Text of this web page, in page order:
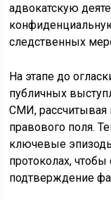
адвокатскую
следственных
На этапе до
публичных
СМИ, рассчитывая
правового поля.
ключевые
протоколах,
подтверждение